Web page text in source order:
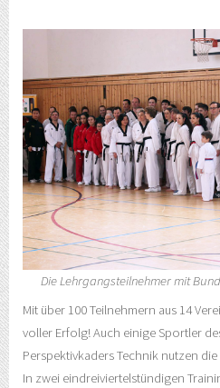
Die Lehrgangsteilnehmer mit
Mit über 100 Teilnehmern aus 14
voller Erfolg! Auch einige Sportler
Perspektivkaders Technik nutzen
In zwei eindreiviertelstündigen